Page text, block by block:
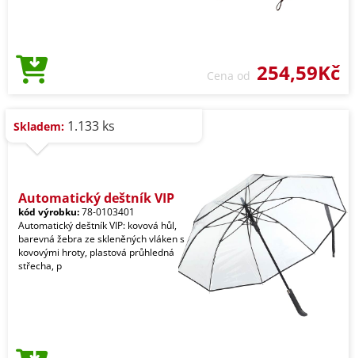
Cena od 254,59Kč
Skladem: 1.133 ks
Automatický deštník VIP
kód výrobku:78-0103401
Automatický deštník VIP: kovová hůl,
barevná žebra ze skleněných vláken s
kovovými hroty, plastová průhledná
střecha, p